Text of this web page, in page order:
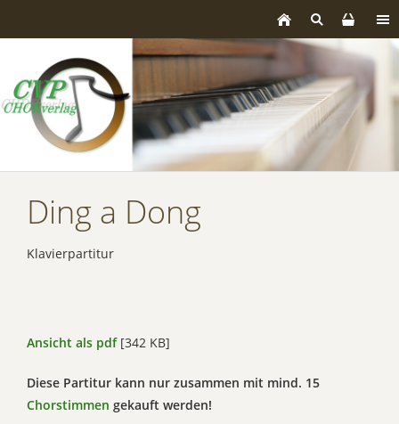
Ding a Dong
Klavierpartitur
Ansicht als pdf[342 KB]
Diese Partitur kann nur zusammen mit mind. 15
Chorstimmen gekauft werden!